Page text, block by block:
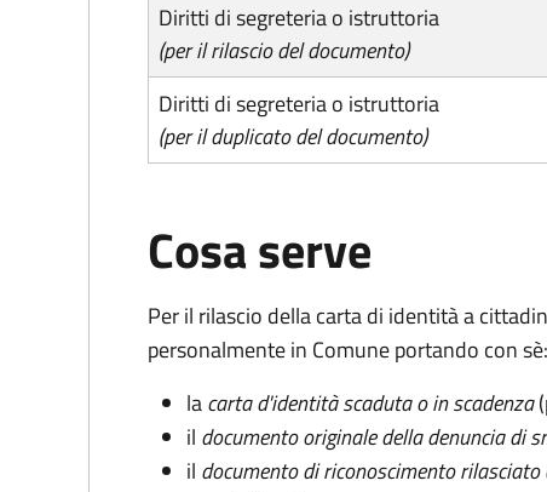
Diritti di segreteria o istruttoria
(per il rilascio del documento)
Diritti di segreteria o istruttoria
(per il duplicato del documento)
Cosa serve
Per il rilascio della carta di identità a
personalmente in Comune portando con sè:
lacarta d'identità scaduta o in scadenza
il documento originale della denuncia di
il documento di riconoscimento